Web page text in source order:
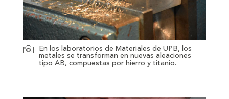
En los laboratorios de Materiales de UPB, los
metales se transforman en nuevas aleaciones
tipo AB, compuestas por hierro y titanio.